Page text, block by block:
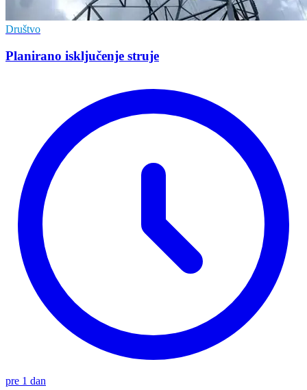
Društvo
Planirano isključenje struje
pre 1 dan